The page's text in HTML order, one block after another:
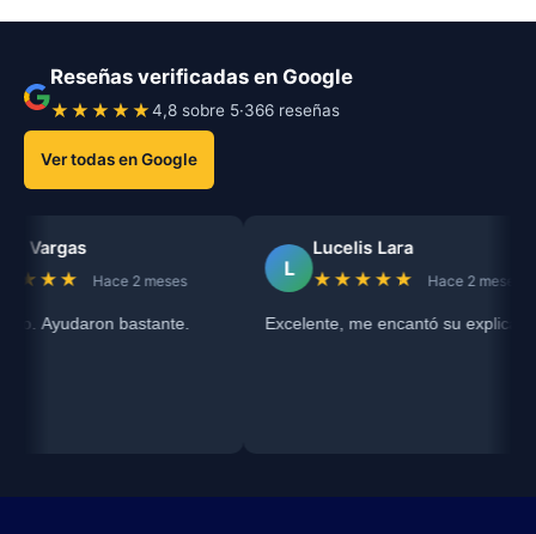
Reseñas verificadas en Google
★★★★★4,8 sobre 5·366 reseñas
Ver todas en Google
Vargas
Hace 2 meses
Ayudaron bastante.
L
Lucelis Lara
★★★★★ Hace 2 meses
Excelente, me encantó su explicación